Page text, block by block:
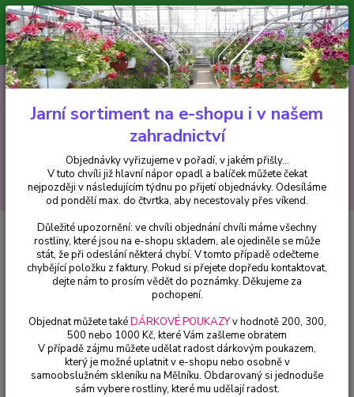
Minimální hodnota pro odeslání z e-shopu je 300 Kč.
V tuto chvíli již hlavní nápor objednávek opadl a balíček můžete čekat
nejpozději v následujícím týdnu po přijetí objednávky. Objednávky
vyřizujeme v pořadí, v jakém přišly...
CZK
Hledat
+420 602 223 614 0ks
za0 Kč
Fuchsie
Minirose Fuchsie (de Graaf NL 1981) - cena za kus v 3-
kusovém balení
Minirose Fuchsie (de Graaf NL
1981) - cena za kus v 3-kusovém
balení
Jarní sortiment na e-shopu i v našem
zahradnictví
Objednávky vyřizujeme v pořadí, v jakém přišly...
V tuto chvíli již hlavní nápor opadl a balíček můžete čekat
nejpozději v následujícím týdnu po přijetí objednávky. Odesíláme
od pondělí max. do čtvrtka, aby necestovaly přes víkend.
Důležité upozornění: ve chvíli objednání chvíli máme všechny
rostliny, které jsou na e-shopu skladem, ale ojediněle se může
stát, že při odeslání některá chybí. V tomto případě odečteme
chybějící položku z faktury. Pokud si přejete dopředu kontaktovat,
dejte nám to prosím vědět do poznámky. Děkujeme za
pochopení.
Objednat můžete takéDÁRKOVÉ POUKAZYv hodnotě 200, 300,
500 nebo 1000 Kč, které Vám zašleme obratem
V případě zájmu můžete udělat radost dárkovým poukazem,
který je možné uplatnit v e-shopu nebo osobně v
samoobslužném skleníku na Mělníku. Obdarovaný si jednoduše
sám vybere rostliny, které mu udělají radost.